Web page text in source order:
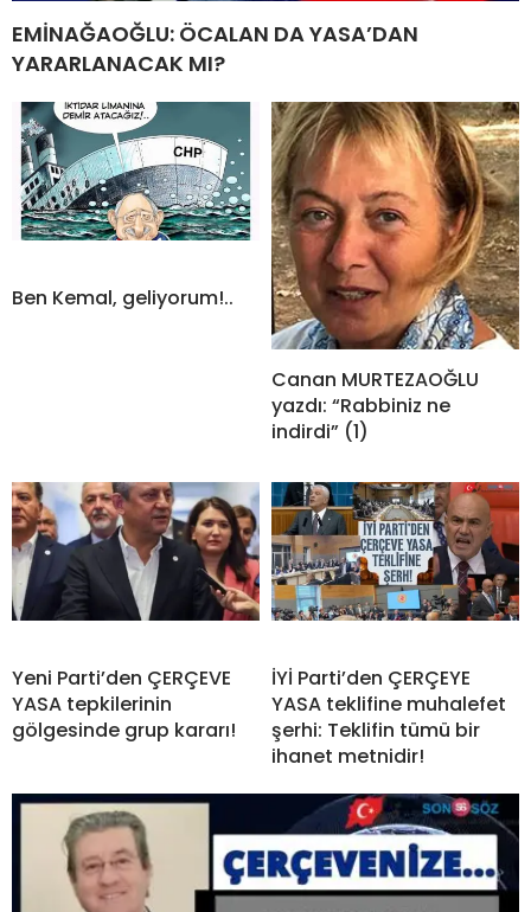
EMİNAĞAOĞLU: ÖCALAN DA YASA’DAN
YARARLANACAK MI?
Ben Kemal, geliyorum!..
Canan MURTEZAOĞLU
yazdı: “Rabbiniz ne
indirdi” (1)
Yeni Parti’den ÇERÇEVE
YASA tepkilerinin
gölgesinde grup kararı!
İYİ Parti’den ÇERÇEYE
YASA teklifine muhalefet
şerhi: Teklifin tümü bir
ihanet metnidir!